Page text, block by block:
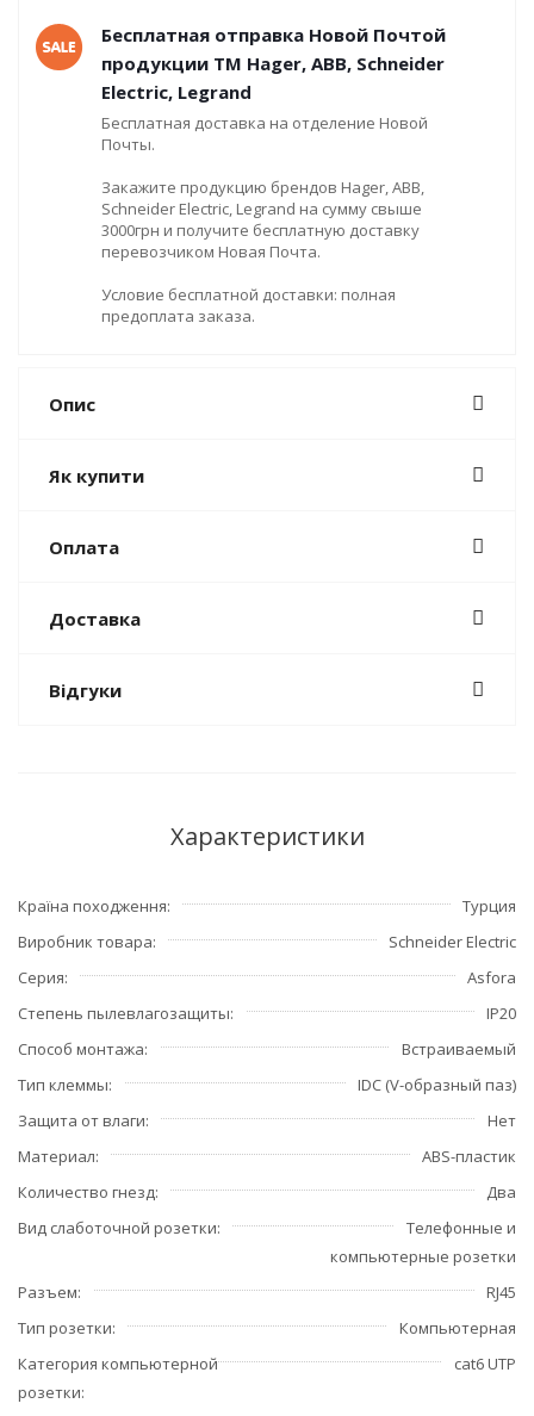
Бесплатная отправка Новой Почтой
продукции ТМ Hager, ABB, Schneider
Electric, Legrand
Бесплатная доставка на отделение Новой
Почты.
Закажите продукцию брендов Hager, ABB,
Schneider Electric, Legrand на сумму свыше
3000грн и получите бесплатную доставку
перевозчиком Новая Почта.
Условие бесплатной доставки: полная
предоплата заказа.
Опис
Як купити
Оплата
Доставка
Відгуки
Характеристики
Країна походження
Турция
Виробник товара
Schneider Electric
Серия
Asfora
Степень пылевлагозащиты
IP20
Способ монтажа
Встраиваемый
Тип клеммы
IDC (V-образный паз)
Защита от влаги
Нет
Материал
ABS-пластик
Количество гнезд
Два
Вид слаботочной розетки
Телефонные и
компьютерные розетки
Разъем
RJ45
Тип розетки
Компьютерная
Категория компьютерной
розетки
cat6 UTP